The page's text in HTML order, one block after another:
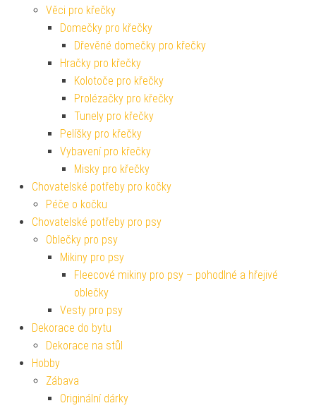
Věci pro křečky
Domečky pro křečky
Dřevěné domečky pro křečky
Hračky pro křečky
Kolotoče pro křečky
Prolézačky pro křečky
Tunely pro křečky
Pelíšky pro křečky
Vybavení pro křečky
Misky pro křečky
Chovatelské potřeby pro kočky
Péče o kočku
Chovatelské potřeby pro psy
Oblečky pro psy
Mikiny pro psy
Fleecové mikiny pro psy – pohodlné a hřejivé
oblečky
Vesty pro psy
Dekorace do bytu
Dekorace na stůl
Hobby
Zábava
Originální dárky